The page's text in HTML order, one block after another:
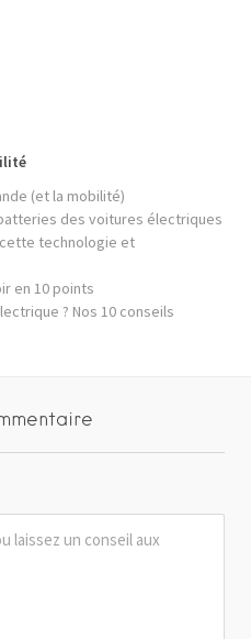
(et la mobilité)
des voitures électriques
technologie et
en 10 points
? Nos 10 conseils